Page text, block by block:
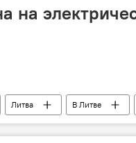
на
Литва В Литве